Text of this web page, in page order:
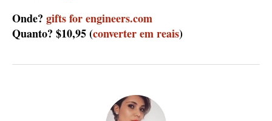
Onde? gifts for engineers.com
Quanto? $10,95 (converter em reais)